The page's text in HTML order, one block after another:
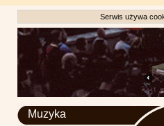
Serwis używa
Muzyka